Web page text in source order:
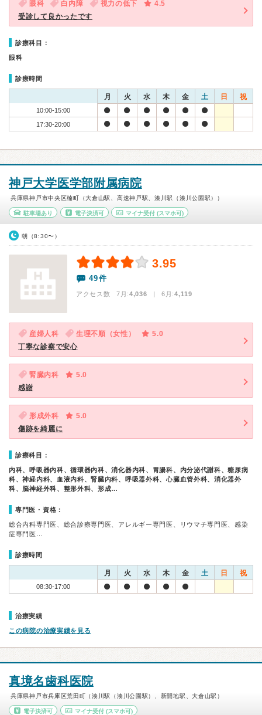
眼科 白内障 視力の低下
4.5
受診して良かったです
診療科目：
眼科
診療時間
月 火 水 木 金 土 日 祝
10:00-15:00
17:30-20:00
神戸大学医学部附属病院
兵庫県神戸市中央区楠町（大倉山駅、高速神戸駅、湊川駅（湊川公園駅））
駐車場あり 電子決済可 マイナ受付 (スマホ可)
朝（8:30〜）
3.95
49件
アクセス数 7月:4,036 | 6月:4,119
産婦人科 生理不順（女性）
5.0
丁寧な診察で安心
腎臓内科
5.0
感謝
形成外科
5.0
傷跡を綺麗に
診療科目：
内科、呼吸器内科、循環器内科、消化器内科、胃腸科、内分泌代謝科、糖尿病
科、神経内科、血液内科、腎臓内科、呼吸器外科、心臓血管外科、消化器外
科、脳神経外科、整形外科、形成…
専門医・資格：
総合内科専門医、総合診療専門医、アレルギー専門医、リウマチ専門医、感染
症専門医…
診療時間
月 火 水 木 金 土 日 祝
08:30-17:00
治療実績
この病院の治療実績を見る
真境名歯科医院
兵庫県神戸市兵庫区荒田町（湊川駅（湊川公園駅）、新開地駅、大倉山駅）
電子決済可 マイナ受付(スマホ可)